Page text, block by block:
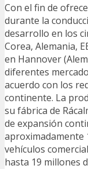
Con el fin de
durante la
desarrollo en los
Corea, Alemania,
en Hannover
diferentes
acuerdo con los
continente. La
su fábrica de
de expansión
aproximadamente
vehículos
hasta 19 millones